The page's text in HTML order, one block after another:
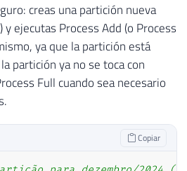
creas una partición nueva
ejecutas Process Add (o Process
ya que la partición está
partición ya no se toca con
Full cuando sea necesario
Copiar